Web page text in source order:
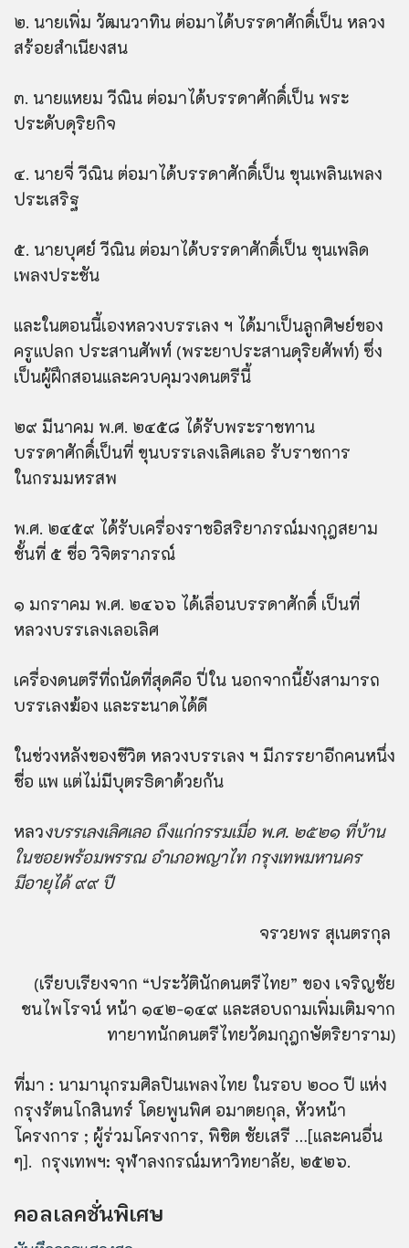
๒. นายเพิ่ม วัฒนวาทิน ต่อมาได้บรรดาศักดิ์เป็น หลวง
สร้อยสำเนียงสน
๓. นายแหยม วีณิน ต่อมาได้บรรดาศักดิ์เป็น พระ
ประดับดุริยกิจ
๔. นายจี่ วีณิน ต่อมาได้บรรดาศักดิ์เป็น ขุนเพลินเพลง
ประเสริฐ
๕. นายบุศย์ วีณิน ต่อมาได้บรรดาศักดิ์เป็น ขุนเพลิด
เพลงประชัน
และในตอนนี้เองหลวงบรรเลง ฯ ได้มาเป็นลูกศิษย์ของ
ครูแปลก ประสานศัพท์ (พระยาประสานดุริยศัพท์) ซึ่ง
เป็นผู้ฝึกสอนและควบคุมวงดนตรีนี้
๒๙ มีนาคม พ.ศ. ๒๔๕๘ ได้รับพระราชทาน
บรรดาศักดิ์เป็นที่ ขุนบรรเลงเลิศเลอ รับราชการ
ในกรมมหรสพ
พ.ศ. ๒๔๕๙ ได้รับเครื่องราชอิสริยาภรณ์มงกุฎสยาม
ชั้นที่ ๕ ชื่อ วิจิตราภรณ์
๑ มกราคม พ.ศ. ๒๔๖๖ ได้เลื่อนบรรดาศักดิ์ เป็นที่
หลวงบรรเลงเลอเลิศ
เครื่องดนตรีที่ถนัดที่สุดคือ ปี่ใน นอกจากนี้ยังสามารถ
บรรเลงฆ้อง และระนาดได้ดี
ในช่วงหลังของชีวิต หลวงบรรเลง ฯ มีภรรยาอีกคนหนึ่ง
ชื่อ แพ แต่ไม่มีบุตรธิดาด้วยกัน
หลวงบรรเลงเลิศเลอ ถึงแก่กรรมเมื่อ พ.ศ. ๒๕๒๑ ที่บ้าน
ในซอยพร้อมพรรณ อำเภอพญาไท กรุงเทพมหานคร
มีอายุได้ ๙๙ ปี
จรวยพร สุเนตรกุล
(เรียบเรียงจาก “ประวัตินักดนตรีไทย” ของ เจริญชัย
ชนไพโรจน์ หน้า ๑๔๒-๑๔๙ และสอบถามเพิ่มเติมจาก
ทายาทนักดนตรีไทยวัดมกุฎกษัตริยาราม)
ที่มา : นามานุกรมศิลปินเพลงไทย ในรอบ ๒๐๐ ปี แห่ง
กรุงรัตนโกสินทร์ โดยพูนพิศ อมาตยกุล, หัวหน้า
โครงการ ; ผู้ร่วมโครงการ, พิชิต ชัยเสรี …[และคนอื่น
ๆ]. กรุงเทพฯ: จุฬาลงกรณ์มหาวิทยาลัย, ๒๕๒๖.
คอลเลคชั่นพิเศษ